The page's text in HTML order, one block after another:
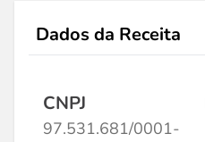
Dados da Receita
CNPJ
97.531.681/0001-